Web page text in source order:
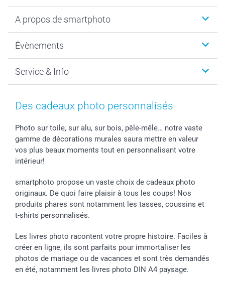
Cadeaux photo
MyNameBook
Développement photo & Tirage photo
Cadres photo & accessoires déco
Stickers & Etiquettes
Chèque Cadeau
A propos de smartphoto
Durabilité
Gestion des cookies
Mentions Légales
Affiliation
Investor Relations
B2B smartbusiness
Évènements
Nouvel An
Fête des Mères
Confirmation ou communion
Mariage
Fête d'anniversaire
Tous les évènements
Service & Info
Tarifs et frais de livraison
Livraison en 48 heures
Modes de Paiement
Identifiez-vous
Statut de ma commande
smarfriends
smartgarantie
smartbonus
Des cadeaux photo personnalisés
Photo sur toile, sur alu, sur bois, pêle-mêle… notre vaste
gamme de décorations murales saura mettre en valeur
vos plus beaux moments tout en personnalisant votre
intérieur!
smartphoto propose un vaste choix de cadeaux photo
originaux. De quoi faire plaisir à tous les coups! Nos
produits phares sont notamment les tasses, coussins et
t-shirts personnalisés.
Les livres photo racontent votre propre histoire. Faciles à
créer en ligne, ils sont parfaits pour immortaliser les
photos de mariage ou de vacances et sont très demandés
en été, notamment les livres photo DIN A4 paysage.